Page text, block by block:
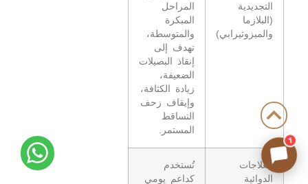
التجديدية
(البلازما
والميزوثيرابي)
المراحل
المبكرة
والمتوسطة،
تهدف إلى
إنقاذ البصيلات
الضعيفة،
زيادة الكثافة،
وإيقاف زحف
التساقط
المستمر.
العلاجات
الدوائية
تُستخدم
كداعم يومي
1